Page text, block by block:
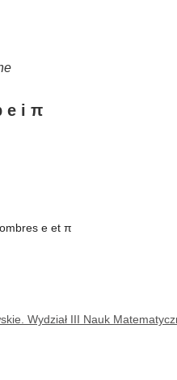
e i π
e et π
Wydział III Nauk